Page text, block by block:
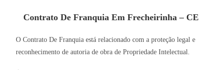
Contrato De Franquia Em Frecheirinha – CE
O Contrato De Franquia está relacionado com a proteção legal e
reconhecimento de autoria de obra de Propriedade Intelectual.